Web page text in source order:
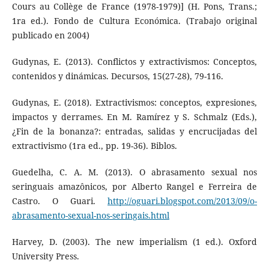
Cours au Collège de France (1978-1979)] (H. Pons, Trans.;
1ra ed.). Fondo de Cultura Económica. (Trabajo original
publicado en 2004)
Gudynas, E. (2013). Conflictos y extractivismos: Conceptos,
contenidos y dinámicas. Decursos, 15(27-28), 79-116.
Gudynas, E. (2018). Extractivismos: conceptos, expresiones,
impactos y derrames. En M. Ramírez y S. Schmalz (Eds.),
¿Fin de la bonanza?: entradas, salidas y encrucijadas del
extractivismo (1ra ed., pp. 19-36). Biblos.
Guedelha, C. A. M. (2013). O abrasamento sexual nos
seringuais amazônicos, por Alberto Rangel e Ferreira de
Castro. O Guari.http://oguari.blogspot.com/2013/09/o-
abrasamento-sexual-nos-seringais.html
Harvey, D. (2003). The new imperialism (1 ed.). Oxford
University Press.